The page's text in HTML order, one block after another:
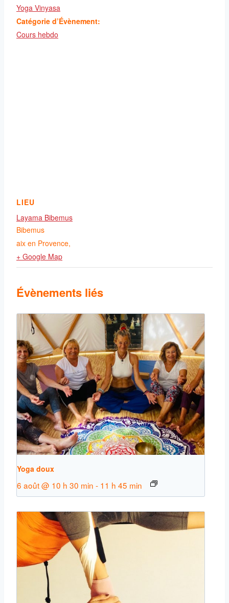
Yoga Vinyasa
Catégorie d’Évènement:
Cours hebdo
LIEU
Layama Bibemus
Bibemus
aix en Provence,
+ Google Map
Évènements liés
Yoga doux
6 août @ 10 h 30 min - 11 h 45 min